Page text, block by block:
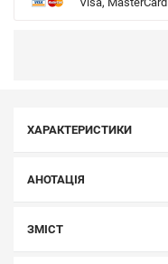
ХАРАКТЕРИСТИКИ
АНОТАЦІЯ
ЗМІСТ